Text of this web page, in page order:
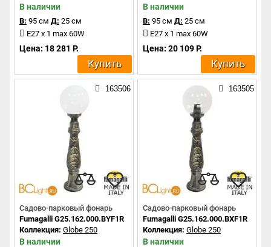
В наличии
В: 95 см Д: 25 см
E27 x 1 max 60W
Цена: 18 281 Р.
Купить
В наличии
В: 95 см Д: 25 см
E27 x 1 max 60W
Цена: 20 109 Р.
Купить
163506
Садово-парковый фонарь
Fumagalli G25.162.000.BYF1R
Коллекция: Globe 250
В наличии
163505
Садово-парковый фонарь
Fumagalli G25.162.000.BXF1R
Коллекция: Globe 250
В наличии